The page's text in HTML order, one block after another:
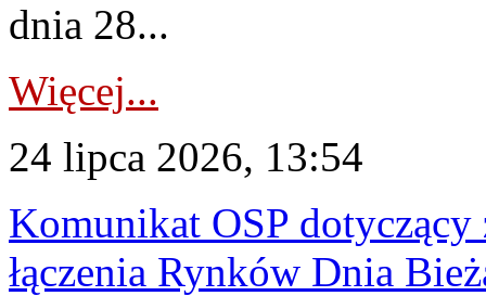
dnia 28...
Więcej...
24 lipca 2026, 13:54
Komunikat OSP dotyczący
łączenia Rynków Dnia